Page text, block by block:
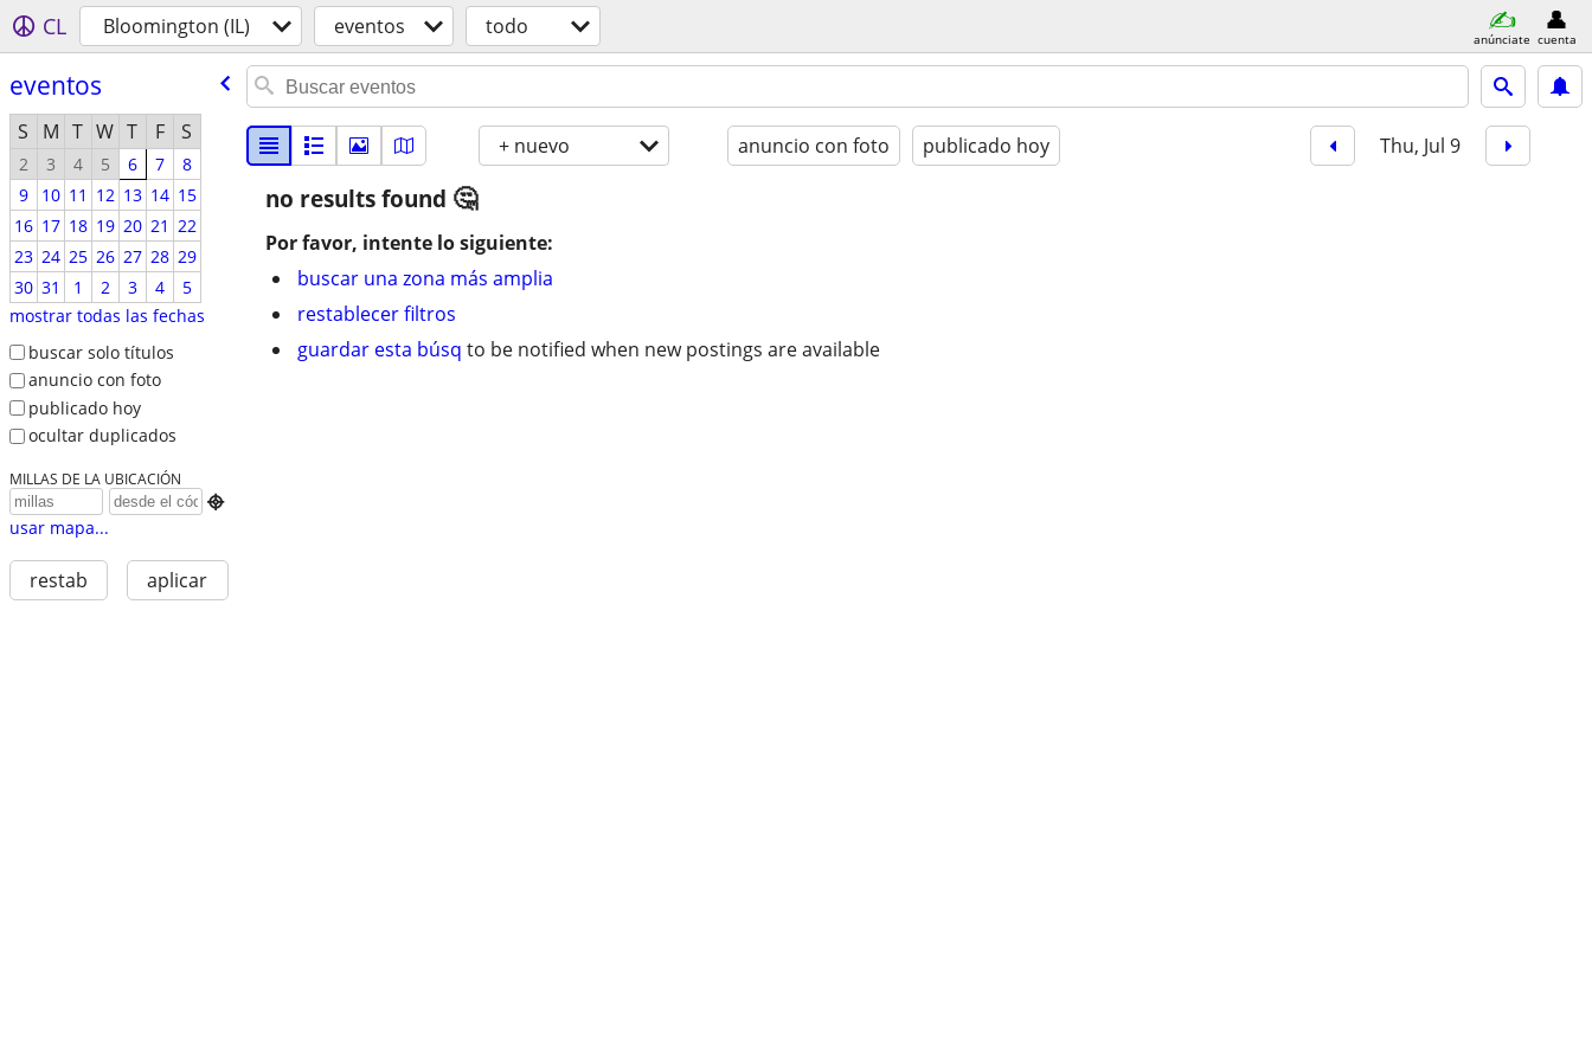
CL Bloomington (IL) eventos todo anúnciate cuenta
eventos
S M T W T F S
2 3 4 5 6 7
8
9
10 11 12 13 14 15
16 17 18 19 20 21 22
23 24 25 26 27 28 29
30 31 1 2 3 4
5
mostrar todas las fechas
buscar solo títulos
anuncio con foto
publicado hoy
ocultar duplicados
MILLAS DE LA UBICACIÓN

usar mapa...
restab aplicar
+ nuevo anuncio con foto publicado hoy Thu, Jul 9
no results found
Por favor, intente lo siguiente:
buscar una zona más amplia
restablecer filtros
guardar esta búsq to be notified when new postings are available